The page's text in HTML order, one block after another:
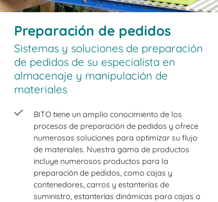
Preparación de pedidos
Sistemas y soluciones de preparación
de pedidos de su especialista en
almacenaje y manipulación de
materiales
BITO tiene un amplio conocimiento de los
procesos de preparación de pedidos y ofrece
numerosas soluciones para optimizar su flujo
de materiales. Nuestra gama de productos
incluye numerosos productos para la
preparación de pedidos, como cajas y
contenedores, carros y estanterías de
suministro, estanterías dinámicas para cajas o